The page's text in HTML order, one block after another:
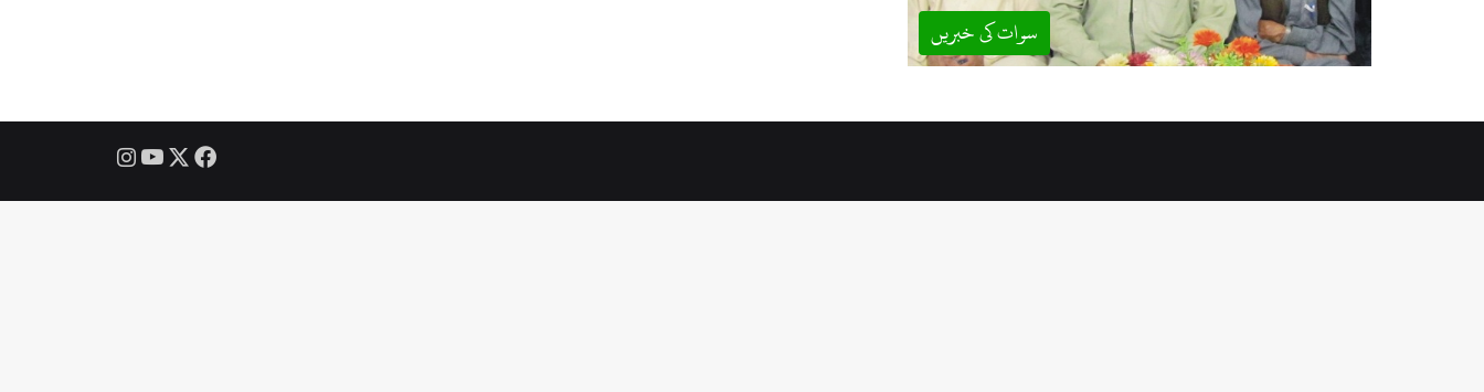
سوات کی خبریں
Facebook
X
YouTube